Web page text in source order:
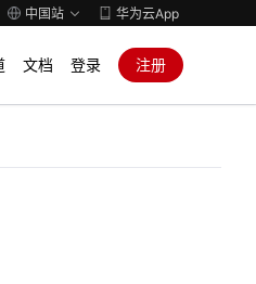
中国站 华为云App
文档 登录 注册